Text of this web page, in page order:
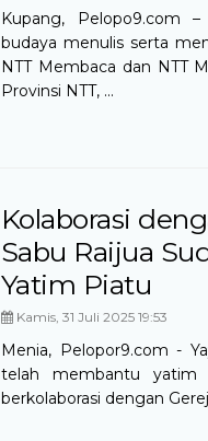
Kupang, Pelopo9.com
budaya menulis serta
NTT Membaca dan NTT
Provinsi NTT, ...
Kolaborasi
Sabu Raijua
Yatim Piatu
Kamis, 31 Juli 2025 19:53
Menia, Pelopor9.com -
telah membantu yatim
berkolaborasi dengan